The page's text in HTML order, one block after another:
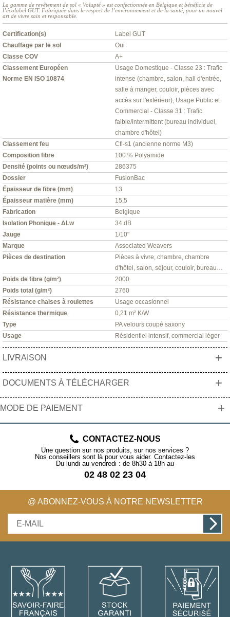
La gamme de revêtement de sol « Volupté » est confectionnée en Belgique et bénéficie de
l’écolabel GUT. Fabriquée dans le respect de l’environnement et de la santé, pour un nouvel
art de vivre sain et responsable.
Certification(s)
Label GUT
Chauffage par le sol
Oui
Classe COV
A+
Classement Européen
Norme EN ISO 10874
Usage Domestique - Classe 23 : Trafic
intense (chambre, salon, hall d'entrée,
salle à manger, couloir, pièces avec
accès sur l'extérieur), Usage Public et
Commercial - Classe 31 : Trafic
faible/intermittent (bureau individuel,
chambre d'hôtel)
Classement feu
Cfl-s1 (ancienne norme M3)
Composition fibre
100 % Polyamide
Densité (points ou nœuds/m²)
286375
Dossier
FusionBac
Épaisseur de fibre (mm)
13
Épaisseur matière (mm)
15,5
Fabrication
Belgique
Isolation Phonique - ΔLw
34 dB
Jauge
1/10"
Marque
Associated Weavers
Pièces de destination
Pièces à vivre, chambre, chambre
d'hôtel, salon, séjour, couloir, bureau…
Poids de fibre (g/m²)
2000
Poids total (g/m²)
2760
Résistance chaises à roulettes
Usage occasionnel
Résistance thermique
0,21 m² K/W
Type
PA velours coupé saxony
Usage
Résidentiel intensif, commercial léger
LIVRAISON +
DOCUMENTS À TÉLÉCHARGER +
MODE DE PAIEMENT +
CONTACTEZ-NOUS
Une question sur nos produits, sur nos services ?
Nos conseillers sont là pour vous aider. Contactez-les
Du lundi au vendredi : de 8h30 à 18h au
02 48 02 23 04
@ ABONNEZ-VOUS À NOTRE NEWSLETTER